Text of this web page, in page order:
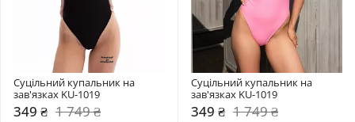
Суцільний купальник на
зав'язках KU-1019
349 ₴ 1 749 ₴
Суцільний купальник на
зав'язках KU-1019
349 ₴ 1 749 ₴